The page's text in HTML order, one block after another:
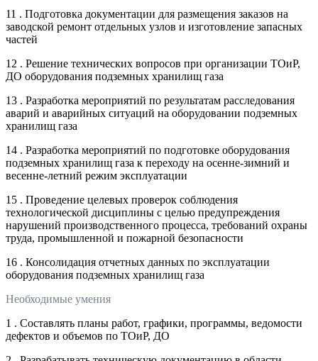
11 . Подготовка документации для размещения заказов на
заводской ремонт отдельных узлов и изготовление запасных
частей
12 . Решение технических вопросов при организации ТОиР,
ДО оборудования подземных хранилищ газа
13 . Разработка мероприятий по результатам расследования
аварий и аварийных ситуаций на оборудовании подземных
хранилищ газа
14 . Разработка мероприятий по подготовке оборудования
подземных хранилищ газа к переходу на осенне-зимний и
весенне-летний режим эксплуатации
15 . Проведение целевых проверок соблюдения
технологической дисциплины с целью предупреждения
нарушений производственного процесса, требований охраны
труда, промышленной и пожарной безопасности
16 . Консолидация отчетных данных по эксплуатации
оборудования подземных хранилищ газа
Необходимые умения
1 . Составлять планы работ, графики, программы, ведомости
дефектов и объемов по ТОиР, ДО